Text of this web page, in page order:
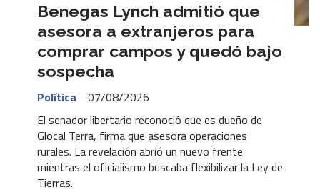
Benegas Lynch admitió que
asesora a extranjeros para
comprar campos y quedó bajo
sospecha
Política
07/08/2026
El senador libertario reconoció que es dueño de
Glocal Terra, firma que asesora operaciones
rurales. La revelación abrió un nuevo frente
mientras el oficialismo buscaba flexibilizar la Ley de
Tierras.